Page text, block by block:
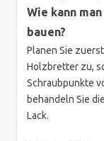
Wie kann
bauen?
Planen Sie
Holzbretter zu,
Schraubpunkte
behandeln Sie
Lack.